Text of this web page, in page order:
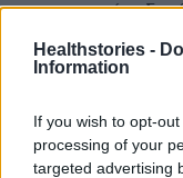
Healthstories -
Information
If you wish to opt-
processing of your
targeted advertising
εφαρμογή
το κλείσιμο
την πρόληψη
• Ο ΕΟΔΥ
που έχει η